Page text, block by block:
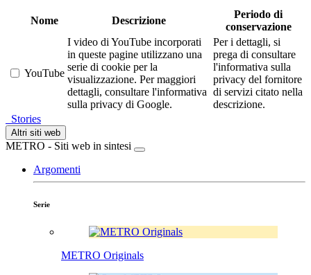
Nome Descrizione
Periodo di
conservazione
YouTube
I video di YouTube incorporati
in queste pagine utilizzano una
serie di cookie per la
visualizzazione. Per maggiori
dettagli, consultare l'informativa
sulla privacy di Google.
Per i dettagli, si
prega di consultare
l'informativa sulla
privacy del fornitore
di servizi citato nella
descrizione.
Stories
Altri siti web
METRO - Siti web in sintesi
Argomenti
Serie
METRO Originals